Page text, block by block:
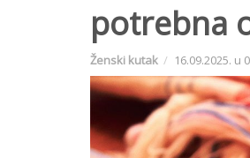
potrebna
Ženski kutak 16.09.2025. u